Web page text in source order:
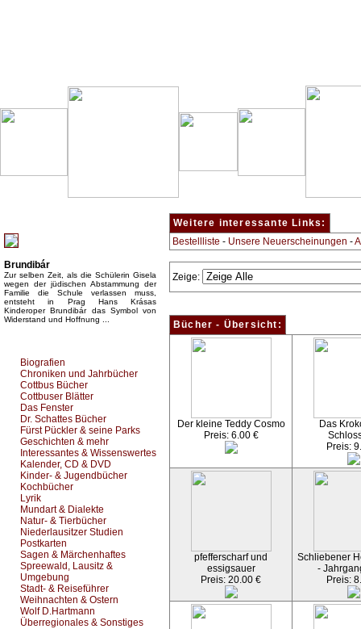
Brundibár
Zur selben Zeit, als die Schülerin Gisela
wegen der jüdischen Abstammung der
Familie die Schule verlassen muss,
entsteht in Prag Hans Krásas
Kinderoper Brundibár das Symbol von
Widerstand und Hoffnung ...
Biografien
Chroniken und Jahrbücher
Cottbus Bücher
Cottbuser Blätter
Das Fenster
Dr. Schattes Bücher
Fürst Pückler & seine Parks
Geschichten & mehr
Interessantes & Wissenswertes
Kalender, CD & DVD
Kinder- & Jugendbücher
Kochbücher
Lyrik
Mundart & Dialekte
Natur- & Tierbücher
Niederlausitzer Studien
Postkarten
Sagen & Märchenhaftes
Spreewald, Lausitz &
Umgebung
Stadt- & Reiseführer
Weihnachten & Ostern
Wolf D.Hartmann
Überregionales & Sonstiges
Weitere interessante Links:
Bestellliste - Unsere Neuerscheinungen -
Zeige:
Bücher - Übersicht:
Der kleine Teddy Cosmo
Preis: 6.00 €
Das
Preis:
pfefferscharf und
essigsauer
Preis: 20.00 €
Schliebener
-
Preis: